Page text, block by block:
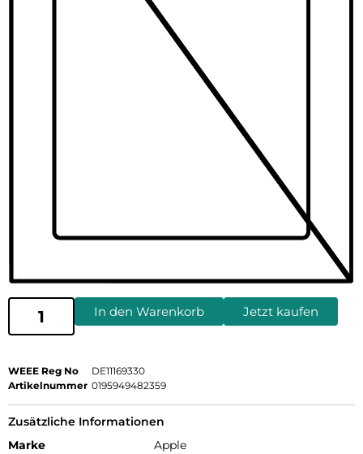
In den Warenkorb Jetzt kaufen
WEEE Reg No
DE11169330
Artikelnummer 0195949482359
Zusätzliche Informationen
Marke
Apple